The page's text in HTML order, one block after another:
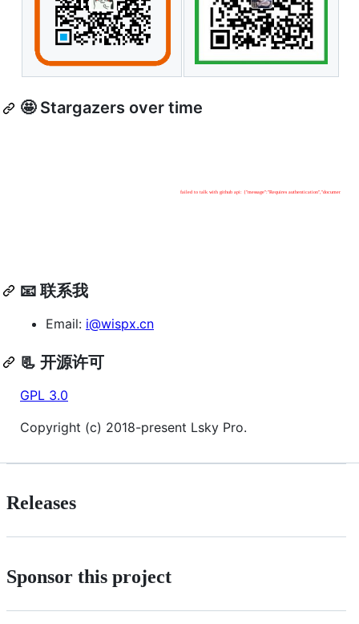
🤩 Stargazers over time
📧 联系我
Email: i@wispx.cn
📃 开源许可
GPL 3.0
Copyright (c) 2018-present Lsky Pro.
Releases
Sponsor this project